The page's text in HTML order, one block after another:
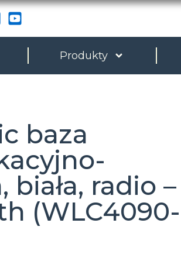
Produkty
baza
biała, radio –
(WLC4090-